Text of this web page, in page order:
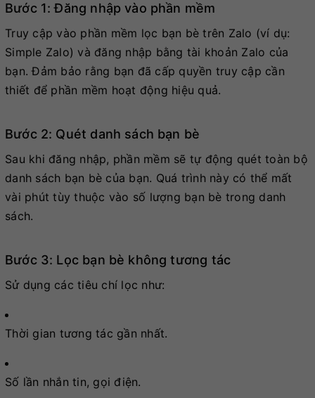
Bước 1: Đăng nhập vào phần mềm
Truy cập vào phần mềm lọc bạn bè trên Zalo (ví dụ:
Simple Zalo) và đăng nhập bằng tài khoản Zalo của
bạn. Đảm bảo rằng bạn đã cấp quyền truy cập cần
thiết để phần mềm hoạt động hiệu quả.
Bước 2: Quét danh sách bạn bè
Sau khi đăng nhập, phần mềm sẽ tự động quét toàn bộ
danh sách bạn bè của bạn. Quá trình này có thể mất
vài phút tùy thuộc vào số lượng bạn bè trong danh
sách.
Bước 3: Lọc bạn bè không tương tác
Sử dụng các tiêu chí lọc như:
Thời gian tương tác gần nhất.
Số lần nhắn tin, gọi điện.